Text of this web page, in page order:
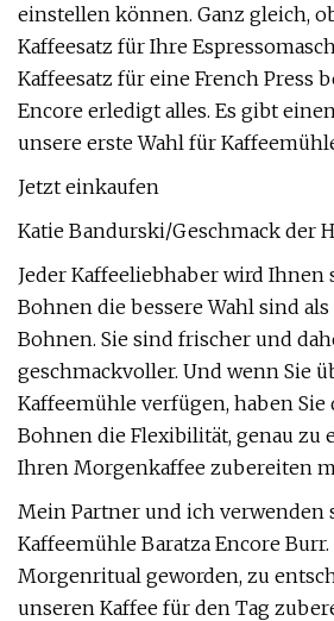
einstellen können. Ganz gleich,
Kaffeesatz für Ihre
Kaffeesatz für eine French Press
Encore erledigt alles. Es gibt
unsere erste Wahl für
Jetzt einkaufen
Katie Bandurski/Geschmack der
Jeder Kaffeeliebhaber wird Ihnen
Bohnen die bessere Wahl sind
Bohnen. Sie sind frischer und
geschmackvoller. Und wenn Sie
Kaffeemühle verfügen, haben Sie
Bohnen die Flexibilität, genau zu
Ihren Morgenkaffee zubereiten
Mein Partner und ich verwenden
Kaffeemühle Baratza Encore
Morgenritual geworden, zu
unseren Kaffee für den Tag